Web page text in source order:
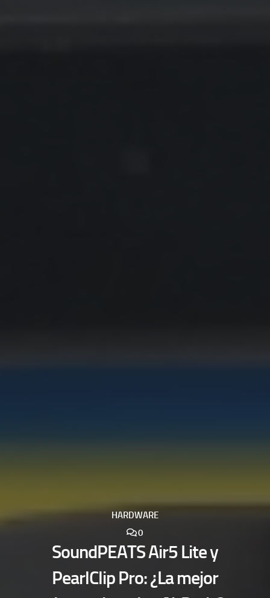
HARDWARE
0
SoundPEATS Air5 Lite y
PearlClip Pro: ¿La mejor